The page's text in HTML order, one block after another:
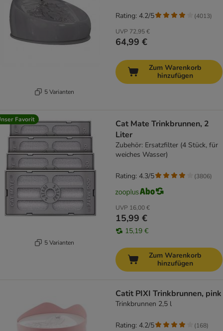
5 Varianten
UVP 72,95 €
64,99 €
Rating: 4.2/5 (4013)
Zum Warenkorb
hinzufügen
Favorit
5 Varianten
Cat Mate Trinkbrunnen, 2
Liter
Zubehör: Ersatzfilter (4 Stück, für
weiches Wasser)
UVP 16,00 €
15,99 €
15,19 €
Rating: 4.3/5 (3806)
Zum Warenkorb
hinzufügen
Catit PIXI Trinkbrunnen, pink
Trinkbrunnen 2,5 l
Rating: 4.2/5 (168)